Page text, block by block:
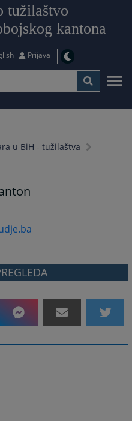
tužilaštvo
kantona
Prijava
u BiH - tužilaštva